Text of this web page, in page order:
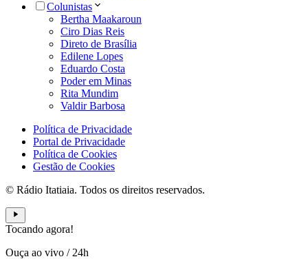
Colunistas
Bertha Maakaroun
Ciro Dias Reis
Direto de Brasília
Edilene Lopes
Eduardo Costa
Poder em Minas
Rita Mundim
Valdir Barbosa
Política de Privacidade
Portal de Privacidade
Política de Cookies
Gestão de Cookies
© Rádio Itatiaia. Todos os direitos reservados.
Tocando agora!
Ouça ao vivo / 24h